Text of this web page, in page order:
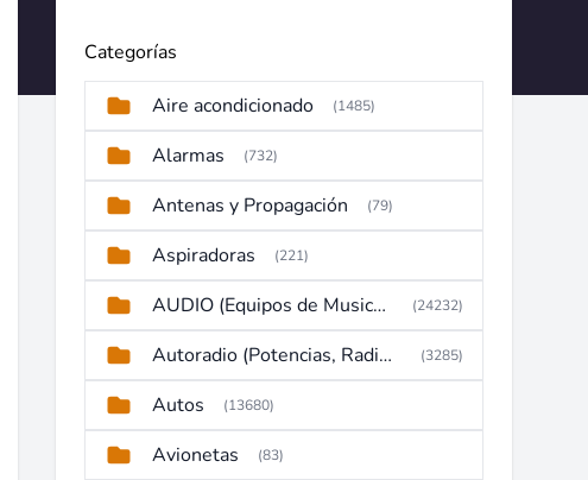
Categorías
Aire acondicionado (1485)
Alarmas (732)
Antenas y Propagación (79)
Aspiradoras (221)
AUDIO (Equipos de Musica, Amplificadores, Reproductores, Etc) (24232)
Autoradio (Potencias, Radios y DVD) (3285)
Autos (13680)
Avionetas (83)